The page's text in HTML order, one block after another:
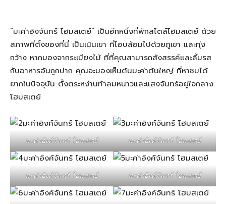
“มะค่าอิงจันทร์ โฮมสเตย์” เป็นอีกหนึ่งที่พักสไตล์โฮมสเตย์ ด้วย
สภาพที่ตั้งของที่นี่ เป็นเนินเขา ที่โอบล้อมไปด้วยภูเขา และทุ่ง
กว้าง หากมองจากระเบียงไม้ ที่ที่คุณสามารถสังสรรค์และลิ้มรส
กับอาหารอันถูกปาก คุณจะมองเห็นต้นมะค่าต้นใหญ่ ที่หาชมได้
ยากในปัจจุบัน ตั้งตระหง่านท้าลมหนาวและแสงจันทร์อยู่ใจกลาง
โฮมสเตย์
มะค่าอิงค์จันทร์ โฮมสเตย์ มะค่าอิงค์จันทร์ โฮมสเตย์
มะค่าอิงค์จันทร์ โฮมสเตย์ มะค่าอิงค์จันทร์ โฮมสเตย์